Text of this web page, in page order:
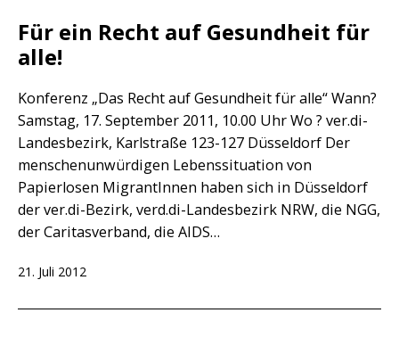
Für ein Recht auf Gesundheit für
alle!
Konferenz „Das Recht auf Gesundheit für alle“ Wann?
Samstag, 17. September 2011, 10.00 Uhr Wo ? ver.di-
Landesbezirk, Karlstraße 123-127 Düsseldorf Der
menschenunwürdigen Lebenssituation von
Papierlosen MigrantInnen haben sich in Düsseldorf
der ver.di-Bezirk, verd.di-Landesbezirk NRW, die NGG,
der Caritasverband, die AIDS…
Veröffentlicht
21. Juli 2012